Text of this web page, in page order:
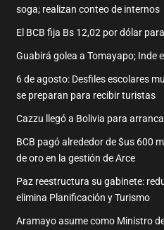
soga; realizan conteo de internos
El BCB fija Bs 12,02 por dólar
Guabirá golea a Tomayapo; Inde
6 de agosto: Desfiles escolares
se preparan para recibir turistas
Cazzu llegó a Bolivia para
BCB pagó alrededor de $us 600
de oro en la gestión de Arce
Paz reestructura su gabinete:
elimina Planificación y Turismo
Aramayo asume como Ministro